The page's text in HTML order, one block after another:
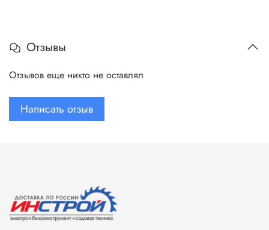
Отзывы
Отзывов еще никто не оставлял
Написать отзыв